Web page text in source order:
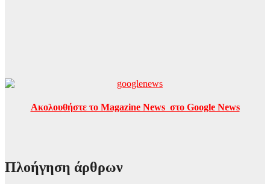
Ακολουθήστε το Magazine News στο Google News
Πλοήγηση άρθρων